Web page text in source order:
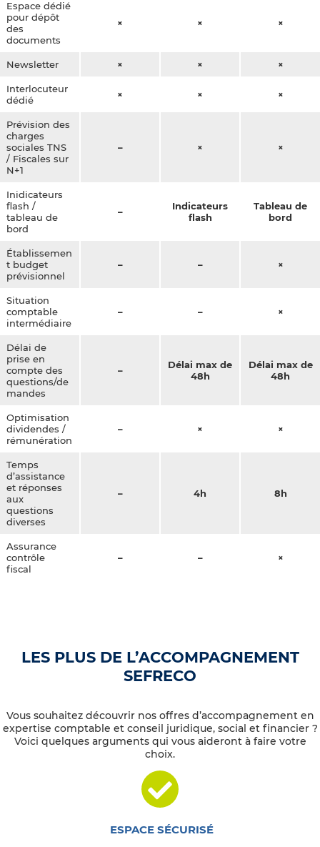
Espace dédié
pour dépôt
des
documents
× × ×
Newsletter × × ×
Interlocuteur
dédié
× × ×
Prévision des
charges
sociales TNS
/ Fiscales sur
N+1
– × ×
Inidicateurs
flash /
tableau de
bord
–
Indicateurs
flash
Tableau de
bord
Établissemen
t budget
prévisionnel
– – ×
Situation
comptable
intermédiaire
– – ×
Délai de
prise en
compte des
questions/de
mandes
–
Délai max de
48h
Délai max de
48h
Optimisation
dividendes /
rémunération
– × ×
Temps
d’assistance
et réponses
aux
questions
diverses
– 4h 8h
Assurance
contrôle
fiscal
– – ×
LES PLUS DE L’ACCOMPAGNEMENT
SEFRECO
Vous souhaitez découvrir nos offres d’accompagnement en
expertise comptable et conseil juridique, social et financier ?
Voici quelques arguments qui vous aideront à faire votre
choix.
ESPACE SÉCURISÉ